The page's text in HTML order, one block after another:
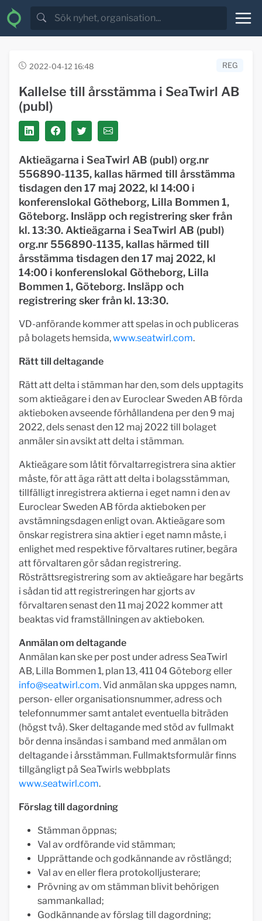
2022-04-12 16:48 REG
Kallelse till årsstämma i SeaTwirl AB
(publ)
Aktieägarna i SeaTwirl AB (publ) org.nr
556890-1135, kallas härmed till årsstämma
tisdagen den 17 maj 2022, kl 14:00 i
konferenslokal Götheborg, Lilla Bommen 1,
Göteborg. Insläpp och registrering sker från
kl. 13:30. Aktieägarna i SeaTwirl AB (publ)
org.nr 556890-1135, kallas härmed till
årsstämma tisdagen den 17 maj 2022, kl
14:00 i konferenslokal Götheborg, Lilla
Bommen 1, Göteborg. Insläpp och
registrering sker från kl. 13:30.
VD-anförande kommer att spelas in och publiceras
på bolagets hemsida,www.seatwirl.com.
Rätt till deltagande
Rätt att delta i stämman har den, som dels upptagits
som aktieägare i den av Euroclear Sweden AB förda
aktieboken avseende förhållandena per den 9 maj
2022, dels senast den 12 maj 2022 till bolaget
anmäler sin avsikt att delta i stämman.
Aktieägare som låtit förvaltarregistrera sina aktier
måste, för att äga rätt att delta i bolagsstämman,
tillfälligt inregistrera aktierna i eget namn i den av
Euroclear Sweden AB förda aktieboken per
avstämningsdagen enligt ovan. Aktieägare som
önskar registrera sina aktier i eget namn måste, i
enlighet med respektive förvaltares rutiner, begära
att förvaltaren gör sådan registrering.
Rösträttsregistrering som av aktieägare har begärts
i sådan tid att registreringen har gjorts av
förvaltaren senast den 11 maj 2022 kommer att
beaktas vid framställningen av aktieboken.
Anmälan om deltagande
Anmälan kan ske per post under adress SeaTwirl
AB, Lilla Bommen 1, plan 13, 411 04 Göteborg eller
info@seatwirl.com. Vid anmälan ska uppges namn,
person- eller organisationsnummer, adress och
telefonnummer samt antalet eventuella biträden
(högst två). Sker deltagande med stöd av fullmakt
bör denna insändas i samband med anmälan om
deltagande i årsstämman. Fullmaktsformulär finns
tillgängligt på SeaTwirls webbplats
www.seatwirl.com.
Förslag till dagordning
Stämman öppnas;
Val av ordförande vid stämman;
Upprättande och godkännande av röstlängd;
Val av en eller flera protokolljusterare;
Prövning av om stämman blivit behörigen
sammankallad;
Godkännande av förslag till dagordning;